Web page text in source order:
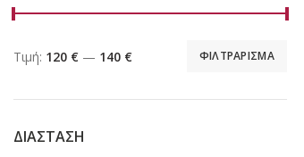
ΦΙΛΤΡΑΡΙΣΜΑ
Τιμή: 120 € — 140 €
ΔΙΑΣΤΑΣΗ